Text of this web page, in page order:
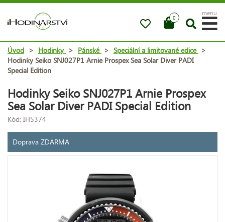
0
menu
Úvod > Hodinky > Pánské > Speciální a limitované edice >
Hodinky Seiko SNJ027P1 Arnie Prospex Sea Solar Diver PADI
Special Edition
Hodinky Seiko SNJ027P1 Arnie Prospex
Sea Solar Diver PADI Special Edition
Kód: IH5374
Doprava ZDARMA